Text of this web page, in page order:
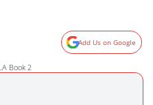
Add Us on Google
Book 2